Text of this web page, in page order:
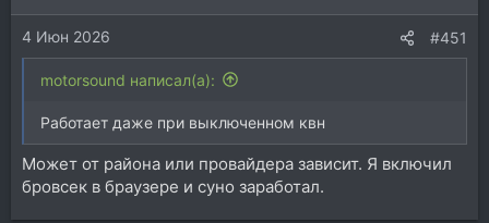
4 Июн 2026 #451
motorsound написал(а):
Работает даже при выключенном квн
Может от района или провайдера зависит. Я включил
бровсек в браузере и суно заработал.